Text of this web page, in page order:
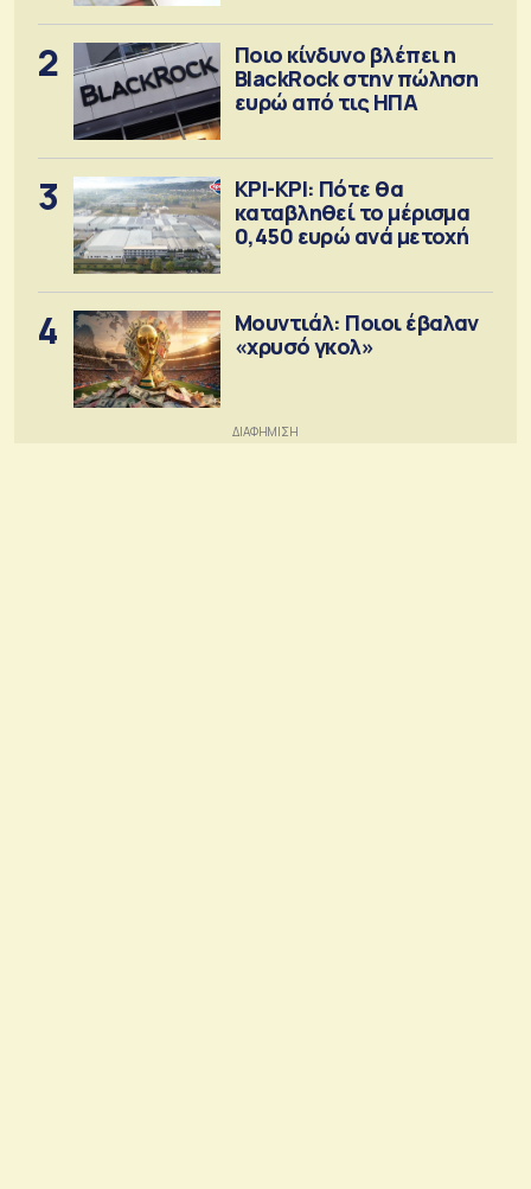
2
Ποιο κίνδυνο βλέπει η
BlackRock στην πώληση
ευρώ από τις ΗΠΑ
3
ΚΡΙ-ΚΡΙ: Πότε θα
καταβληθεί το μέρισμα
0,450 ευρώ ανά μετοχή
4
Μουντιάλ: Ποιοι έβαλαν
«χρυσό γκολ»